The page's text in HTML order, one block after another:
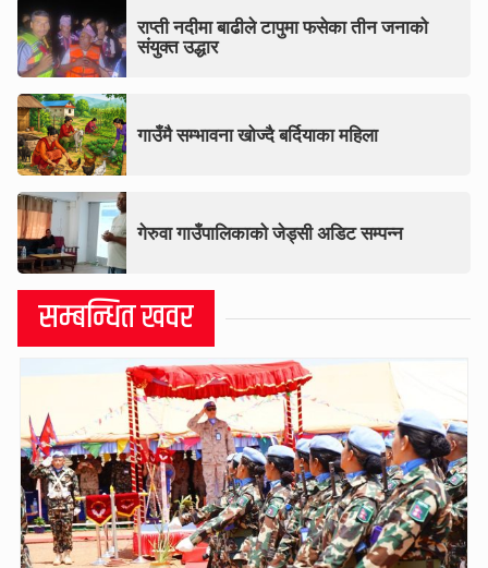
राप्ती नदीमा बाढीले टापुमा फसेका तीन जनाको
संयुक्त उद्धार
गाउँमै सम्भावना खोज्दै बर्दियाका महिला
गेरुवा गाउँपालिकाको जेड्सी अडिट सम्पन्न
सम्बन्धित खवर